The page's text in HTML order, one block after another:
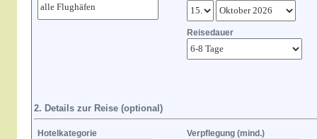
Reisedauer
2. Details zur Reise (optional)
Hotelkategorie Verpflegung (mind.)